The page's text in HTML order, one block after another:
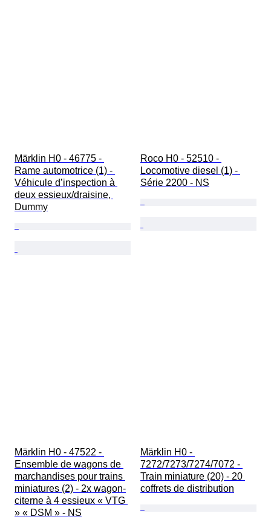
Märklin H0 - 46775 -
Rame automotrice (1) -
Véhicule d’inspection à
deux essieux/draisine,
Dummy
Roco H0 - 52510 -
Locomotive diesel (1) -
Série 2200 - NS
Märklin H0 - 47522 -
Ensemble de wagons de
marchandises pour trains
miniatures (2) - 2x wagon-
citerne à 4 essieux « VTG
» « DSM » - NS
Märklin H0 -
7272/7273/7274/7072 -
Train miniature (20) - 20
coffrets de distribution